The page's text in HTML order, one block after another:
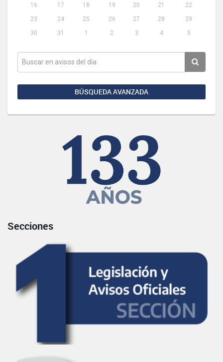
16
17 18 19 20 21
22
23
24 25 26 27 28
29
30
31 1 2 3 4 5
BÚSQUEDA AVANZADA
Secciones